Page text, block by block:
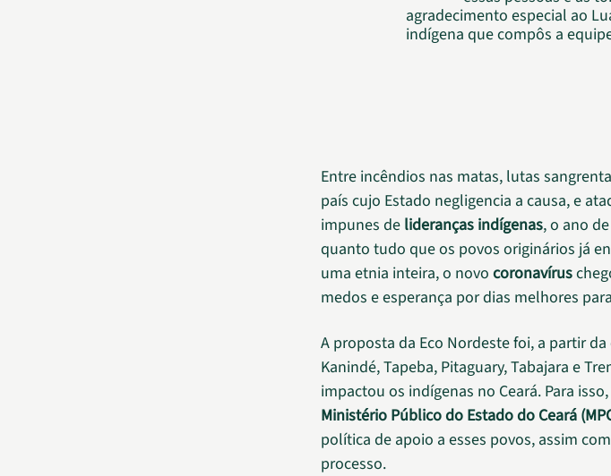
agradecimento especial ao
indígena que compôs a
Entre incêndios nas matas, lutas
país cujo Estado negligencia a causa, e
impunes de lideranças indígenas, o ano
quanto tudo que os povos originários já
uma etnia inteira, o novo coronavírus
medos e esperança por dias melhores
A proposta da Eco Nordeste foi, a partir
Kanindé, Tapeba, Pitaguary, Tabajara e
impactou os indígenas no Ceará. Para
Ministério Público do Estado do Ceará
política de apoio a esses povos, assim
processo.